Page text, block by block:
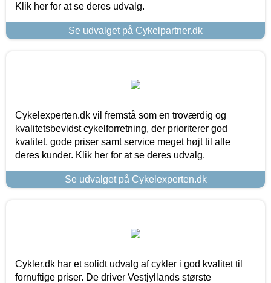
Klik her for at se deres udvalg.
Se udvalget på Cykelpartner.dk
Cykelexperten.dk vil fremstå som en troværdig og
kvalitetsbevidst cykelforretning, der prioriterer god
kvalitet, gode priser samt service meget højt til alle
deres kunder. Klik her for at se deres udvalg.
Se udvalget på Cykelexperten.dk
Cykler.dk har et solidt udvalg af cykler i god kvalitet til
fornuftige priser. De driver Vestjyllands største